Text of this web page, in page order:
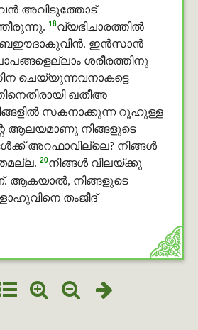
അവിടുത്തോട്
18വ്യഭിചാരത്തില്‍
ബഈദാകുവിൻ. ഇൻസാൻ
ശരീരത്തിനു
ചെയ്യുന്നവനാകട്ടെ
ഖതീഅ
സകനാക്കുന്ന റൂഹുള്ള
ആലയമാണു നിങ്ങളുടെ
അറഫാവില്ലെ? നിങ്ങള്‍
20നിങ്ങള്‍ വിലയ്ക്കു
ആകയാല്‍, നിങ്ങളുടെ
തംജീദ്